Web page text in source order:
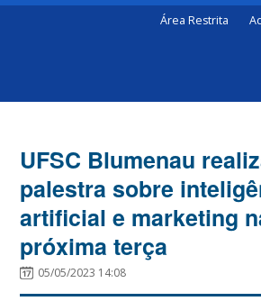
Área Restrita
UFSC Blumenau
palestra sobre
artificial e marketing
próxima terça
05/05/2023 14:08